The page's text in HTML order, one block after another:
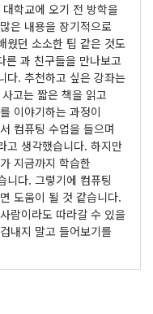
학교에 오기 전 방학을
은 내용을 장기적으로
웠던 소소한 팁 같은 것도
른 과 친구들을 만나보고
다. 추천하고 싶은 강좌는
사고는 짧은 책을 읽고
이야기하는 과정이
컴퓨팅 수업을 들으며
고 생각했습니다. 하지만
지금까지 학습한
니다. 그렇기에 컴퓨팅
도움이 될 것 같습니다.
람이라도 따라갈 수 있을
내지 말고 들어보기를